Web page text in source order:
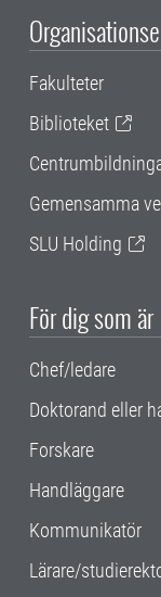
Fakulteter
Biblioteket
Gemensamma
SLU Holding
För dig som är
Chef/ledare
Doktorand eller
Forskare
Handläggare
Kommunikatör
Lärare/